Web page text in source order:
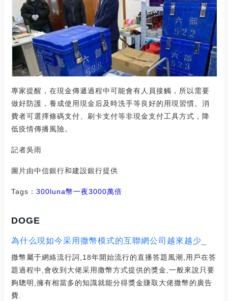
專家提醒，在現金傳遞過程中可能會有人員接觸，所以需要
做好防護，養成使用現金后及時洗手等良好的用現習慣。消
費者可選擇條碼支付、刷卡支付等非現金支付工具方式，降
低疫情傳播風險。
記者吳雨
圖片由中信銀行和建設銀行提供
Tags： 300luna幣一夜3000萬倍
DOGE
為什么現如今采用撒幣模式的互聯網公司越來越少_
撒幣屬于網絡流行詞,18年開始流行的直播答題風潮,用戶在答
題過程中,會收到大佬采用撒幣方式提供的獎金,一般來說只要
夠聰明,擁有相當多的知識就能分得獎金賺取大佬撒幣的廣告
費.